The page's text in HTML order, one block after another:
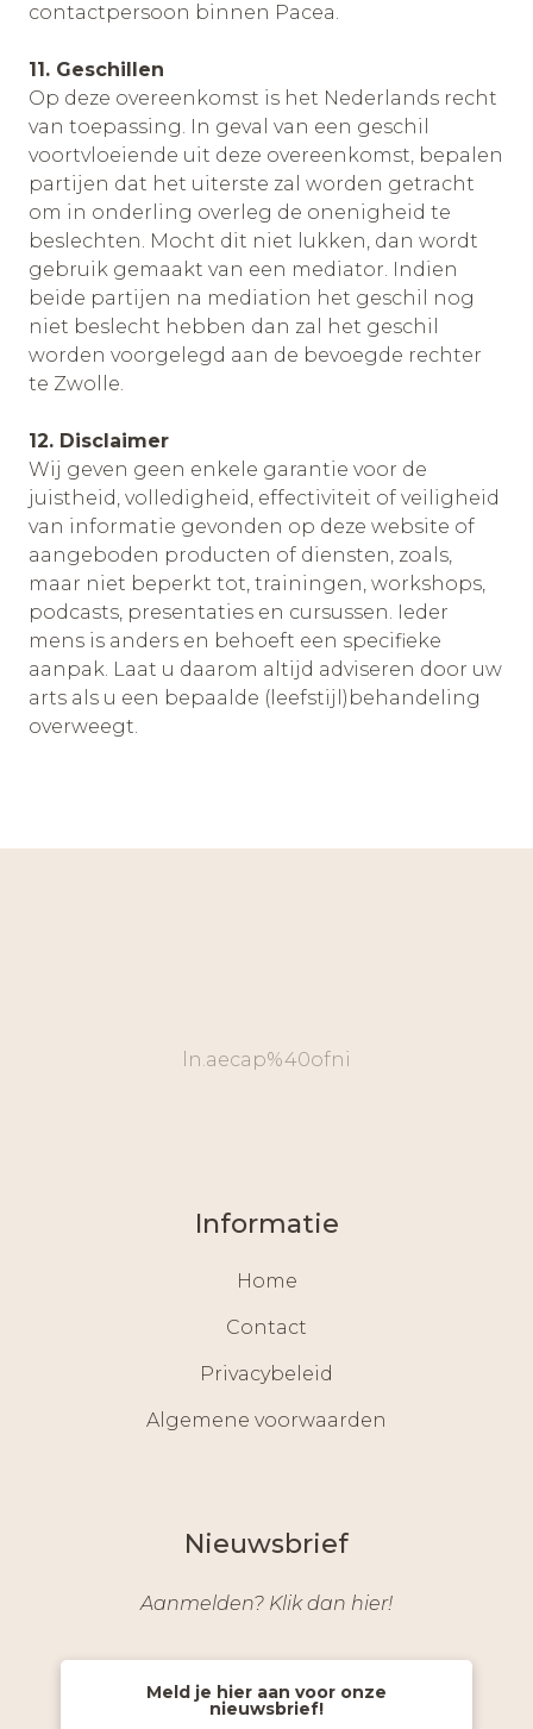
contactpersoon binnen Pacea.
11. Geschillen
Op deze overeenkomst is het Nederlands recht
van toepassing. In geval van een geschil
voortvloeiende uit deze overeenkomst, bepalen
partijen dat het uiterste zal worden getracht
om in onderling overleg de onenigheid te
beslechten. Mocht dit niet lukken, dan wordt
gebruik gemaakt van een mediator. Indien
beide partijen na mediation het geschil nog
niet beslecht hebben dan zal het geschil
worden voorgelegd aan de bevoegde rechter
te Zwolle.
12. Disclaimer
Wij geven geen enkele garantie voor de
juistheid, volledigheid, effectiviteit of veiligheid
van informatie gevonden op deze website of
aangeboden producten of diensten, zoals,
maar niet beperkt tot, trainingen, workshops,
podcasts, presentaties en cursussen. Ieder
mens is anders en behoeft een specifieke
aanpak. Laat u daarom altijd adviseren door uw
arts als u een bepaalde (leefstijl)behandeling
overweegt.
ln.aecap%40ofni
Informatie
Home
Contact
Privacybeleid
Algemene voorwaarden
Nieuwsbrief
Aanmelden? Klik dan hier!
Meld je hier aan voor onze
nieuwsbrief!